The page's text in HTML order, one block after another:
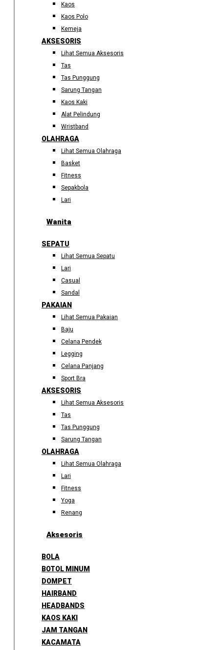
Kaos
Kaos Polo
Kemeja
AKSESORIS
Lihat Semua Aksesoris
Tas
Tas Punggung
Sarung Tangan
Kaos Kaki
Alat Pelindung
Wristband
OLAHRAGA
Lihat Semua Olahraga
Basket
Fitness
Sepakbola
Lari
Wanita
SEPATU
Lihat Semua Sepatu
Lari
Casual
Sandal
PAKAIAN
Lihat Semua Pakaian
Baju
Celana Pendek
Legging
Celana Panjang
Sport Bra
AKSESORIS
Lihat Semua Aksesoris
Tas
Tas Punggung
Sarung Tangan
OLAHRAGA
Lihat Semua Olahraga
Lari
Fitness
Yoga
Renang
Aksesoris
BOLA
BOTOL MINUM
DOMPET
HAIRBAND
HEADBANDS
KAOS KAKI
JAM TANGAN
KACAMATA